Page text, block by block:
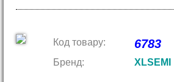
Код товару: 6783
Бренд: XLSEMI